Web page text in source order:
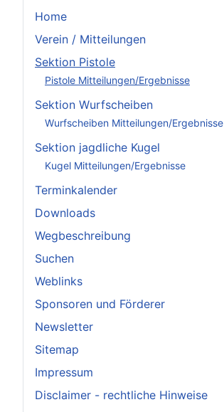
Home
Verein / Mitteilungen
Sektion Pistole
Pistole Mitteilungen/Ergebnisse
Sektion Wurfscheiben
Wurfscheiben Mitteilungen/Ergebnisse
Sektion jagdliche Kugel
Kugel Mitteilungen/Ergebnisse
Terminkalender
Downloads
Wegbeschreibung
Suchen
Weblinks
Sponsoren und Förderer
Newsletter
Sitemap
Impressum
Disclaimer - rechtliche Hinweise